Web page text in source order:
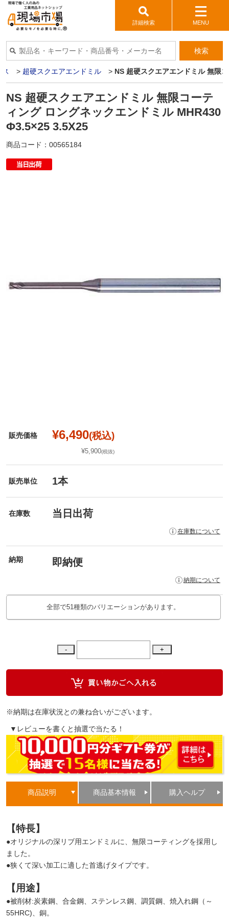
詳細検索 MENU
検索
> 超硬スクエアエンドミル > NS 超硬スクエアエンドミル 無限
NS 超硬スクエアエンドミル 無限コーテ
ィング ロングネックエンドミル MHR430
Φ3.5×25 3.5X25
商品コード： 00565184
販売価格 ¥6,490(税込)
¥5,900(税抜)
販売単位 1本
在庫数 当日出荷
在庫数について
納期 即納便
納期について
全部で51種類のバリエーションがあります。
※納期は在庫状況との兼ね合いがございます。
▼レビューを書くと抽選で当たる！
商品説明 商品基本情報 購入ヘルプ
【特長】
●オリジナルの深リブ用エンドミルに、無限コーティングを採用し
ました。
●狭くて深い加工に適した首逃げタイプです。
【用途】
●被削材:炭素鋼、合金鋼、ステンレス鋼、調質鋼、焼入れ鋼（～
55HRC)、銅。